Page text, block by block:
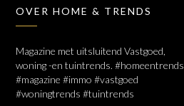
OVER HOME & TRENDS
Magazine met uitsluitend Vastgoed,
woning -en tuintrends. #homeentrends
#magazine #immo #vastgoed
#woningtrends #tuintrends